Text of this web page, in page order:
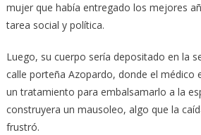
mujer que había entregado los mejores
tarea social y política.
Luego, su cuerpo sería depositado en la
calle porteña Azopardo, donde el médico
un tratamiento para embalsamarlo a la
construyera un mausoleo, algo que la
frustró.